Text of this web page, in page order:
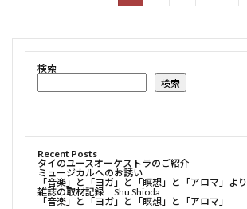
検索
検索
Recent Posts
タイのユースオーケストラのご紹介
ミュージカルへのお誘い
「音楽」と「ヨガ」と「瞑想」と「アロマ」より
雑誌の取材記録 Shu Shioda
「音楽」と「ヨガ」と「瞑想」と「アロマ」